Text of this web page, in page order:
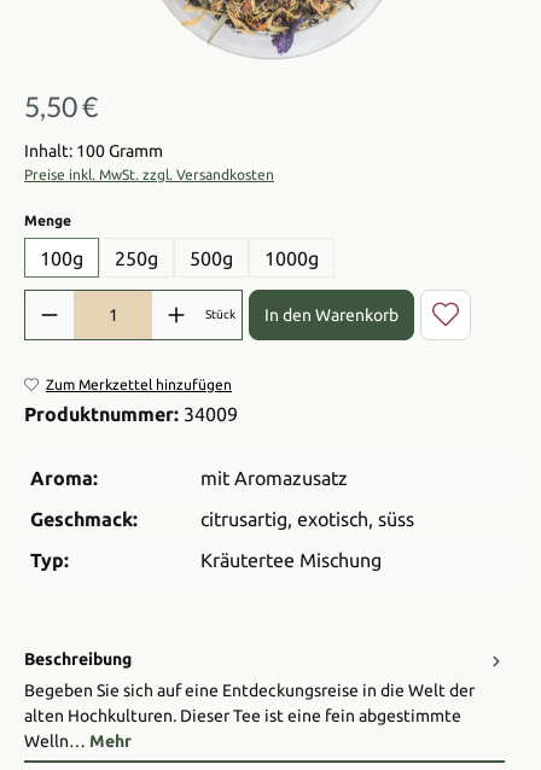
Regulärer Preis:
5,50 €
Inhalt: 100 Gramm
Preise inkl. MwSt. zzgl. Versandkosten
Mengeauswählen
100g 250g 500g 1000g
Produkt Anzahl: Gib den gewünschten Wert ein oder benutze die
Stück In den Warenkorb
Zum Merkzettel hinzufügen
Produktnummer: 34009
Aroma:
mit Aromazusatz
Geschmack:
citrusartig, exotisch, süss
Typ:
Kräutertee Mischung
Beschreibung
Begeben Sie sich auf eine Entdeckungsreise in die Welt der
alten Hochkulturen. Dieser Tee ist eine fein abgestimmte
Welln… Mehr